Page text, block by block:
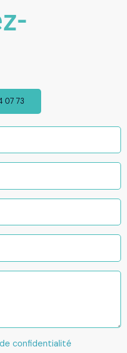
07 73
confidentialité